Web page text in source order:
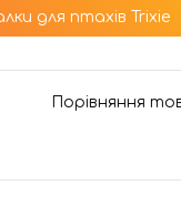
для птахів Trixie
Порівняння